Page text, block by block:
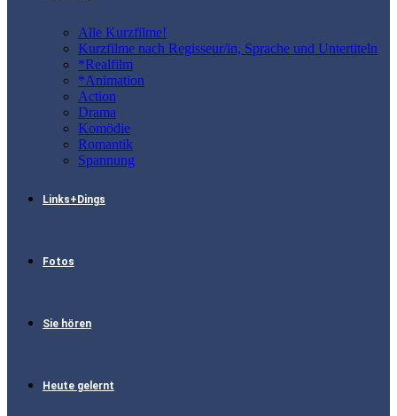
Alle Kurzfilme!
Kurzfilme nach Regisseur/in, Sprache und Untertiteln
*Realfilm
*Animation
Action
Drama
Komödie
Romantik
Spannung
Links+Dings
Fotos
Sie hören
Heute gelernt